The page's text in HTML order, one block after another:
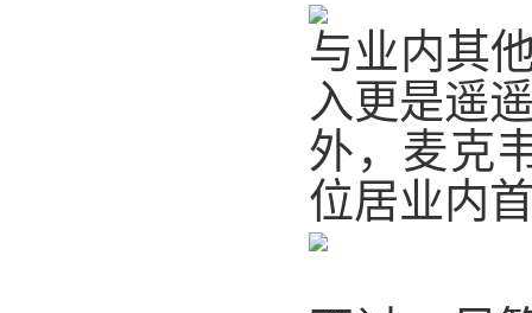
与业内其
入更是遥
外，麦克
位居业内